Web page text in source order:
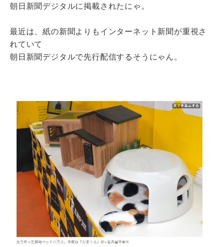
開発ストーリー 商品情報 Kawara Collaboration
朝日新聞デジタルに掲載されたにゃ。
最近は、紙の新聞よりもインターネット新聞が重視さ
れていて
朝日新聞デジタルで先行配信するそうにゃん。